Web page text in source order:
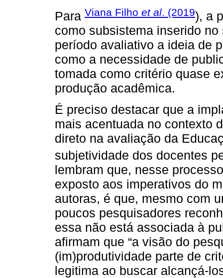
Para Viana Filho et al. (2019), a
como subsistema inserido
período avaliativo a ideia de
como a necessidade de
tomada como critério quase
produção acadêmica.
É preciso destacar que a
mais acentuada no contexto
direto na avaliação da
subjetividade dos docentes
lembram que, nesse
exposto aos imperativos do
autoras, é que, mesmo com
poucos pesquisadores
essa não está associada à
afirmam que “a visão do
(im)produtividade parte de
legitima ao buscar alcançá-